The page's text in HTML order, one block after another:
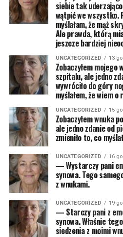
siebie tak
wątpić we wszystko.
myślałam, że mąż
Ale prawda, którą
jeszcze bardziej
UNCATEGORIZED 13
Zobaczyłem mojego
szpitalu, ale jedno
wywróciło do góry
myślałem, że wiem
UNCATEGORIZED 15
Zobaczyłem wnuka
ale jedno zdanie od
zmieniło to, co
UNCATEGORIZED 16
— Wystarczy pani
synowa. Tego
z wnukami.
UNCATEGORIZED 19
— Starczy pani z
synowa. Właśnie
siedzenia z moimi